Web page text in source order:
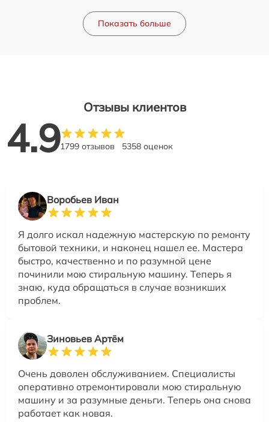
Показать больше
Отзывы клиентов
4.91799 отзывов 5358 оценок
Воробьев Иван
Я долго искал надежную мастерскую по ремонту
бытовой техники, и наконец нашел ее. Мастера
быстро, качественно и по разумной цене
починили мою стиральную машину. Теперь я
знаю, куда обращаться в случае возникших
проблем.
Зиновьев Артём
Очень доволен обслуживанием. Специалисты
оперативно отремонтировали мою стиральную
машину и за разумные деньги. Теперь она снова
работает как новая.